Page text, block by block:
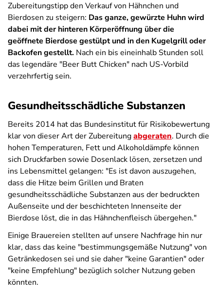
Zubereitungstipp den Verkauf von Hähnchen und
Bierdosen zu steigern: Das ganze, gewürzte Huhn wird
dabei mit der hinteren Körperöffnung über die
geöffnete Bierdose gestülpt und in den Kugelgrill oder
Backofen gestellt. Nach ein bis eineinhalb Stunden soll
das legendäre "Beer Butt Chicken" nach US-Vorbild
verzehrfertig sein.
Gesundheitsschädliche Substanzen
Bereits 2014 hat das Bundesinstitut für Risikobewertung
klar von dieser Art der Zubereitungabgeraten. Durch die
hohen Temperaturen, Fett und Alkoholdämpfe können
sich Druckfarben sowie Dosenlack lösen, zersetzen und
ins Lebensmittel gelangen: "Es ist davon auszugehen,
dass die Hitze beim Grillen und Braten
gesundheitsschädliche Substanzen aus der bedruckten
Außenseite und der beschichteten Innenseite der
Bierdose löst, die in das Hähnchenfleisch übergehen."
Einige Brauereien stellten auf unsere Nachfrage hin nur
klar, dass das keine "bestimmungsgemäße Nutzung" von
Getränkedosen sei und sie daher "keine Garantien" oder
"keine Empfehlung" bezüglich solcher Nutzung geben
könnten.